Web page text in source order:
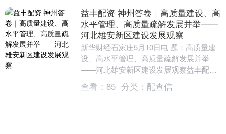
益丰配资 神州答卷｜高质量建设、高
水平管理、高质量疏解发展并举——
河北雄安新区建设发展观察
新华财经石家庄5月10日电 题：高质量建
设、高水平管理、高质量疏解发展并举
——河北雄安新区建设发展观察益丰配资
新华网记者李凤双、陈忠华、齐雷杰、苏
凯洋、牟宇 ....
查看： 85 分类： 配查信